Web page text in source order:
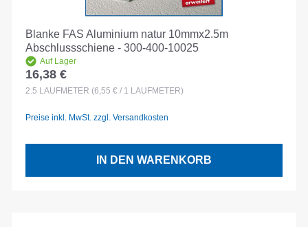
Blanke FAS Aluminium natur 10mmx2.5m
Abschlussschiene - 300-400-10025
Auf Lager
Regulärer Preis:
16,38 €
2.5 LAUFMETER (6,55 € / 1 LAUFMETER)
Preise inkl. MwSt. zzgl. Versandkosten
IN DEN WARENKORB